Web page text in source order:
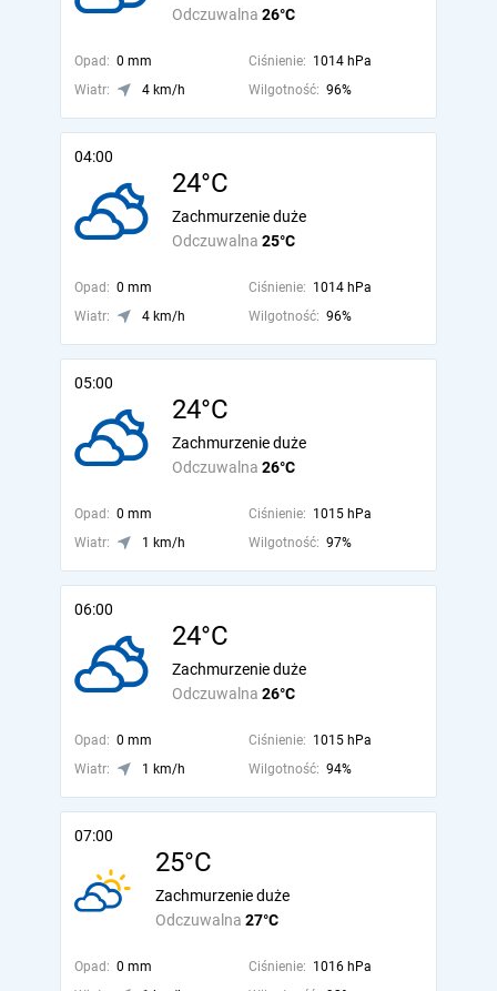
Odczuwalna 26°C
Opad: 0 mm Ciśnienie: 1014 hPa
Wiatr:
4 km/h Wilgotność: 96%
04:00
24°C
Odczuwalna 25°C
Zachmurzenie duże
Opad: 0 mm Ciśnienie: 1014 hPa
Wiatr:
4 km/h Wilgotność: 96%
05:00
24°C
Odczuwalna 26°C
Zachmurzenie duże
Opad: 0 mm Ciśnienie: 1015 hPa
Wiatr:
1 km/h Wilgotność: 97%
06:00
24°C
Odczuwalna 26°C
Zachmurzenie duże
Opad: 0 mm Ciśnienie: 1015 hPa
Wiatr:
1 km/h Wilgotność: 94%
07:00
25°C
Odczuwalna 27°C
Zachmurzenie duże
Opad: 0 mm Ciśnienie: 1016 hPa